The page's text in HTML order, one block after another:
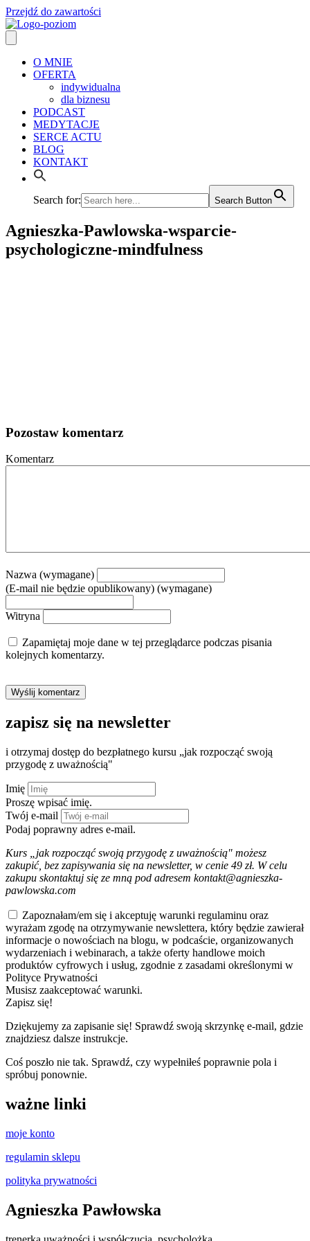
Przejdź do zawartości
O MNIE
OFERTA
indywidualna
dla biznesu
PODCAST
MEDYTACJE
SERCE ACTU
BLOG
KONTAKT
Search for: Search Button
Agnieszka-Pawlowska-wsparcie-
psychologiczne-mindfulness
Pozostaw komentarz
Komentarz
Nazwa (wymagane)
(E-mail nie będzie opublikowany) (wymagane)
Witryna
Zapamiętaj moje dane w tej przeglądarce podczas pisania
kolejnych komentarzy.
zapisz się na newsletter
i otrzymaj dostęp do bezpłatnego kursu „jak rozpocząć swoją
przygodę z uważnością"
Imię
Proszę wpisać imię.
Twój e-mail
Podaj poprawny adres e-mail.
Kurs „jak rozpocząć swoją przygodę z uważnością" możesz
zakupić, bez zapisywania się na newsletter, w cenie 49 zł. W celu
zakupu skontaktuj się ze mną pod adresem kontakt@agnieszka-
pawlowska.com
Zapoznałam/em się i akceptuję warunki regulaminu oraz
wyrażam zgodę na otrzymywanie newslettera, który będzie zawierał
informacje o nowościach na blogu, w podcaście, organizowanych
wydarzeniach i webinarach, a także oferty handlowe moich
produktów cyfrowych i usług, zgodnie z zasadami określonymi w
Polityce Prywatności
Musisz zaakceptować warunki.
Zapisz się!
Dziękujemy za zapisanie się! Sprawdź swoją skrzynkę e-mail, gdzie
znajdziesz dalsze instrukcje.
Coś poszło nie tak. Sprawdź, czy wypełniłeś poprawnie pola i
spróbuj ponownie.
ważne linki
moje konto
regulamin sklepu
polityka prywatności
Agnieszka Pawłowska